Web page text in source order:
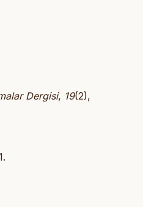
Dergisi, 19(2),